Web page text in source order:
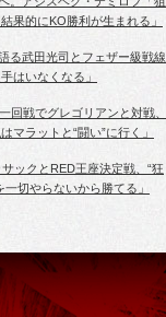
果的にKO勝利が生まれる」
る武田光司とフェザー級戦線
はいなくなる」
回戦でグレゴリアンと対戦、
マラットと“闘い”に行く」
ックとRED王座決定戦、“狂
切やらないから勝てる」